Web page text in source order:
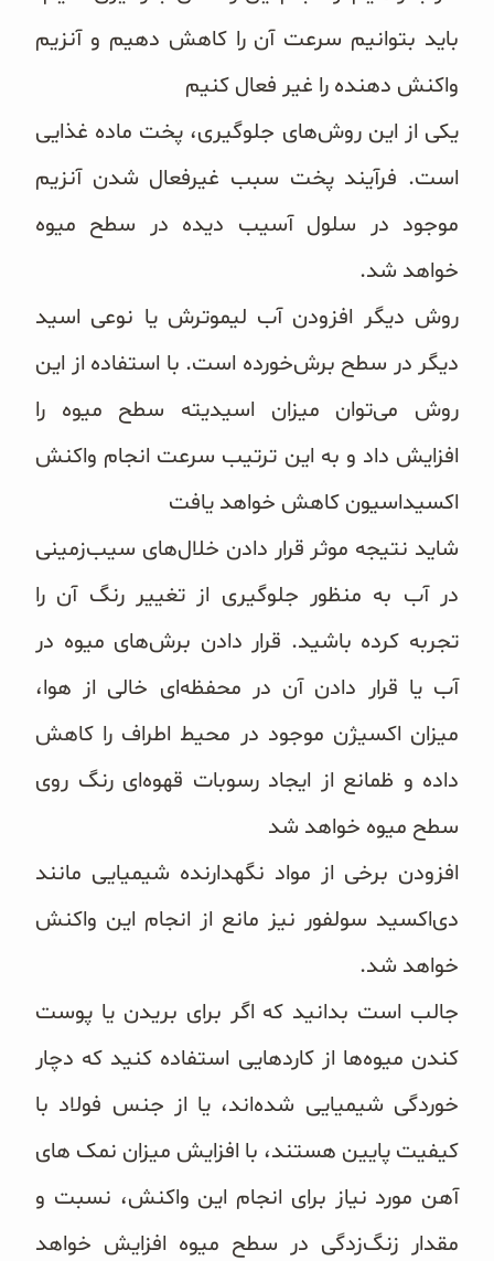
باید بتوانیم سرعت آن را کاهش دهیم و آنزیم
واکنش دهنده را غیر فعال کنیم
یکی از این روش‌های جلوگیری، پخت ماده غذایی
است. فرآیند پخت سبب غیرفعال شدن آنزیم
موجود در سلول آسیب دیده در سطح میوه
خواهد شد.
روش دیگر افزودن آب لیموترش یا نوعی اسید
دیگر در سطح برش‌خورده است. با استفاده از این
روش می‌توان میزان اسیدیته سطح میوه را
افزایش داد و به این ترتیب سرعت انجام واکنش
اکسیداسیون کاهش خواهد یافت
شاید نتیجه موثر قرار دادن خلال‌های سیب‌زمینی
در آب به منظور جلوگیری از تغییر رنگ آن را
تجربه کرده باشید. قرار دادن برش‌های میوه در
آب یا قرار دادن آن در محفظه‌ای خالی از هوا،
میزان اکسیژن موجود در محیط اطراف را کاهش
داده و ظمانع از ایجاد رسوبات قهوه‌ای رنگ روی
سطح میوه خواهد شد
افزودن برخی از مواد نگهدارنده شیمیایی مانند
دی‌اکسید سولفور نیز مانع از انجام این واکنش
خواهد شد.
جالب است بدانید که اگر برای بریدن یا پوست
کندن میوه‌ها از کاردهایی استفاده کنید که دچار
خوردگی شیمیایی شده‌اند، یا از جنس فولاد با
کیفیت پایین هستند، با افزایش میزان نمک های
آهن مورد نیاز برای انجام این واکنش، نسبت و
مقدار زنگ‌زدگی در سطح میوه‌ افزایش خواهد